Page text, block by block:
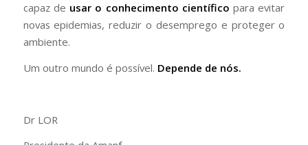
capaz de usar o conhecimento científico para evitar
novas epidemias, reduzir o desemprego e proteger o
ambiente.
Um outro mundo é possível. Depende de nós.
Dr LOR